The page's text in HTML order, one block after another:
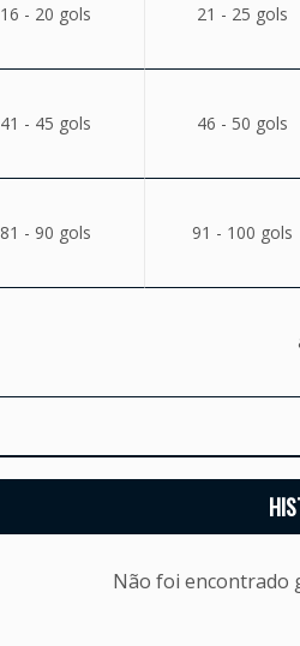
16 - 20 gols 21 - 25 gols
41 - 45 gols 46 - 50 gols
81 - 90 gols 91 - 100 gols
Não foi encontrado